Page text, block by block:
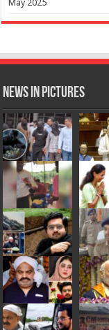
May 2025
News in Pictures